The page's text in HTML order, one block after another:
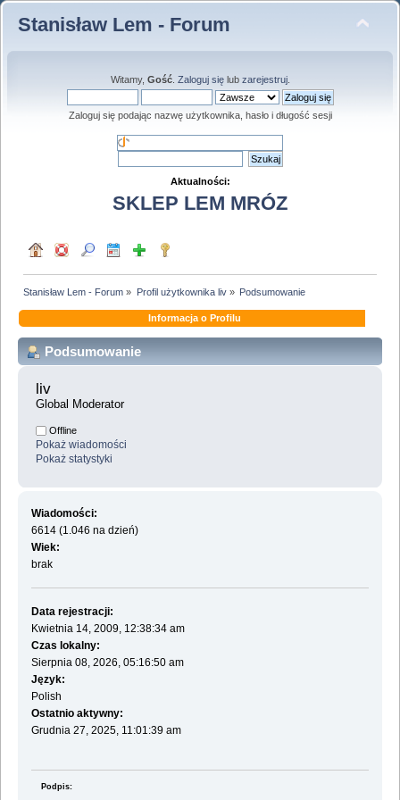
Stanisław Lem - Forum
Witamy, Gość. Zaloguj sięlub zarejestruj.
Zaloguj się podając nazwę użytkownika, hasło i długość sesji
Aktualności:
SKLEP LEM MRÓZ
Stanisław Lem - Forum » Profil użytkownika liv» Podsumowanie
Informacja o Profilu
Podsumowanie
liv
Global Moderator
Offline
Pokaż wiadomości
Pokaż statystyki
Wiadomości:
6614 (1.046 na dzień)
Wiek:
brak
Data rejestracji:
Kwietnia 14, 2009, 12:38:34 am
Czas lokalny:
Sierpnia 08, 2026, 05:16:50 am
Język:
Polish
Ostatnio aktywny:
Grudnia 27, 2025, 11:01:39 am
Podpis: